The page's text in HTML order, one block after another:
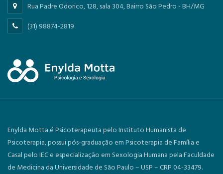
Rua Padre Odorico, 128, sala 304, Bairro São Pedro - BH/MG
(31) 98874-2819
Enylda Motta é Psicoterapeuta pelo Instituto Humanista de
Psicoterapia, possui pós-graduação em Psicoterapia de Família e
Casal pelo IEC e especialização em Sexologia Humana pela Faculdade
de Medicina da Universidade de São Paulo – USP – CRP 04-33479.